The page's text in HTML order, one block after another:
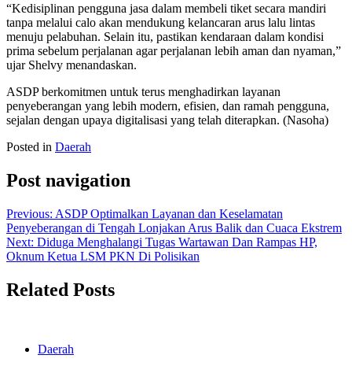
“Kedisiplinan pengguna jasa dalam membeli tiket secara mandiri
tanpa melalui calo akan mendukung kelancaran arus lalu lintas
menuju pelabuhan. Selain itu, pastikan kendaraan dalam kondisi
prima sebelum perjalanan agar perjalanan lebih aman dan nyaman,”
ujar Shelvy menandaskan.
ASDP berkomitmen untuk terus menghadirkan layanan
penyeberangan yang lebih modern, efisien, dan ramah pengguna,
sejalan dengan upaya digitalisasi yang telah diterapkan. (Nasoha)
Posted in Daerah
Post navigation
Previous: ASDP Optimalkan Layanan dan Keselamatan
Penyeberangan di Tengah Lonjakan Arus Balik dan Cuaca Ekstrem
Next: Diduga Menghalangi Tugas Wartawan Dan Rampas HP,
Oknum Ketua LSM PKN Di Polisikan
Related Posts
Daerah